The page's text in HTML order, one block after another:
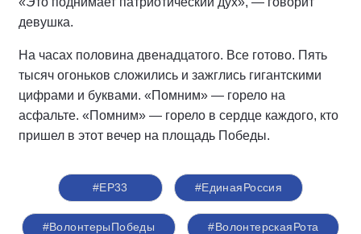
девушка.
На часах половина двенадцатого. Все готово. Пять
тысяч огоньков сложились и зажглись гигантскими
цифрами и буквами. «Помним» — горело на
асфальте. «Помним» — горело в сердце каждого, кто
пришел в этот вечер на площадь Победы.
#ЕР33 #ЕдинаяРоссия
#ВолонтерыПобеды #ВолонтерскаяРота